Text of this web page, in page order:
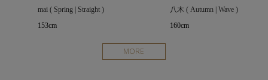
mai ( Spring | Straight )
153cm
八木 ( Autumn | Wave )
160cm
MORE